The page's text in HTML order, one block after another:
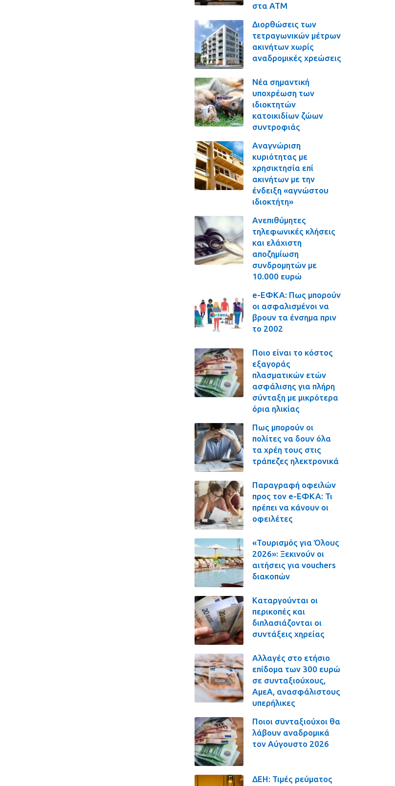
στα ΑΤΜ
Διορθώσεις των
τετραγωνικών μέτρων
ακινήτων χωρίς
αναδρομικές χρεώσεις
Νέα σημαντική
υποχρέωση των
ιδιοκτητών
κατοικιδίων ζώων
συντροφιάς
Αναγνώριση
κυριότητας με
χρησικτησία επί
ακινήτων με την
ένδειξη «αγνώστου
ιδιοκτήτη»
Ανεπιθύμητες
τηλεφωνικές κλήσεις
και ελάχιστη
αποζημίωση
συνδρομητών με
10.000 ευρώ
e-ΕΦΚΑ: Πως μπορούν
οι ασφαλισμένοι να
βρουν τα ένσημα πριν
το 2002
Ποιο είναι το κόστος
εξαγοράς
πλασματικών ετών
ασφάλισης για πλήρη
σύνταξη με μικρότερα
όρια ηλικίας
Πως μπορούν οι
πολίτες να δουν όλα
τα χρέη τους στις
τράπεζες ηλεκτρονικά
Παραγραφή οφειλών
προς τον e-ΕΦΚΑ: Τι
πρέπει να κάνουν οι
οφειλέτες
«Τουρισμός για Όλους
2026»: Ξεκινούν οι
αιτήσεις για vouchers
διακοπών
Καταργούνται οι
περικοπές και
διπλασιάζονται οι
συντάξεις χηρείας
Αλλαγές στο ετήσιο
επίδομα των 300 ευρώ
σε συνταξιούχους,
ΑμεΑ, ανασφάλιστους
υπερήλικες
Ποιοι συνταξιούχοι θα
λάβουν αναδρομικά
τον Αύγουστο 2026
ΔΕΗ: Τιμές ρεύματος